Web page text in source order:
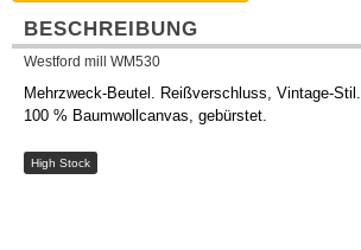
BESCHREIBUNG
Westford mill WM530
Mehrzweck-Beutel. Reißverschluss, Vintage-Stil.
100 % Baumwollcanvas, gebürstet.
High Stock